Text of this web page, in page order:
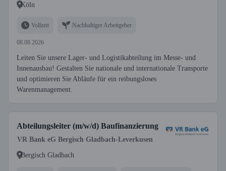
Köln
Vollzeit Nachhaltiger Arbeitgeber
08.08.2026
Leiten Sie unsere Lager- und Logistikabteilung im Messe- und
Innenausbau! Gestalten Sie nationale und internationale Transporte
und optimieren Sie Abläufe für ein reibungsloses
Warenmanagement.
Abteilungsleiter (m/w/d) Baufinanzierung
VR Bank eG Bergisch Gladbach-Leverkusen
Bergisch Gladbach